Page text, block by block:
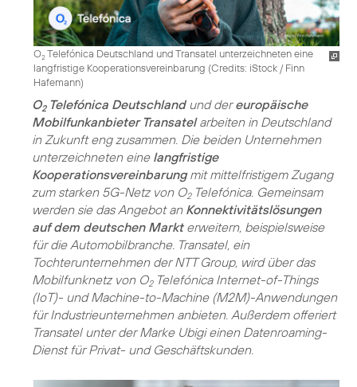
O2Telefónica Deutschland und Transatel unterzeichneten eine
langfristige Kooperationsvereinbarung (Credits: iStock / Finn
Hafemann)
O2Telefónica Deutschlandund dereuropäische
Mobilfunkanbieter Transatelarbeiten in Deutschland
in Zukunft eng zusammen. Die beiden Unternehmen
unterzeichneten eine langfristige
Kooperationsvereinbarungmit mittelfristigem Zugang
zum starken 5G-Netz von O2Telefónica. Gemeinsam
werden sie das Angebot an Konnektivitätslösungen
auf dem deutschen Markterweitern, beispielsweise
für die Automobilbranche. Transatel, ein
Tochterunternehmen der NTT Group, wird über das
Mobilfunknetz von O2Telefónica Internet-of-Things
(IoT)- und Machine-to-Machine (M2M)-Anwendungen
für Industrieunternehmen anbieten. Außerdem offeriert
Transatel unter der Marke Ubigi einen Datenroaming-
Dienst für Privat- und Geschäftskunden.